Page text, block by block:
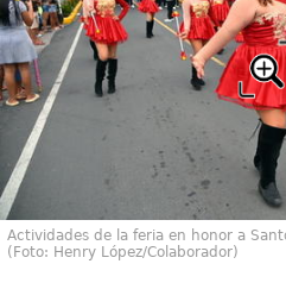
Actividades de la feria en honor a
(Foto: Henry López/Colaborador)